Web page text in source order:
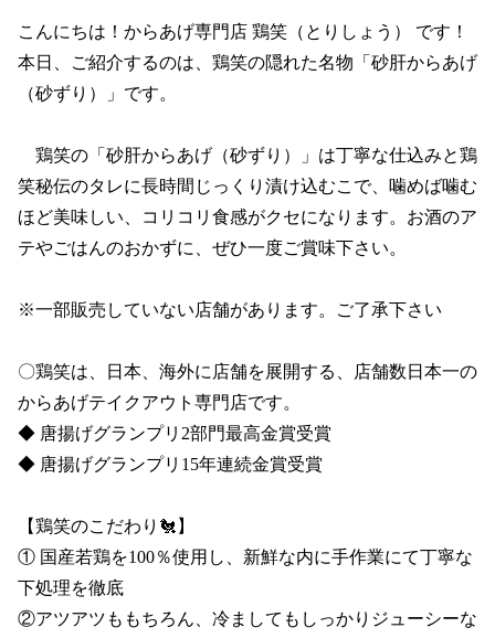
こんにちは！からあげ専門店 鶏笑（とりしょう） です！
本日、ご紹介するのは、鶏笑の隠れた名物「砂肝からあげ
（砂ずり）」です。
鶏笑の「砂肝からあげ（砂ずり）」は丁寧な仕込みと鶏
笑秘伝のタレに長時間じっくり漬け込むこで、噛めば噛む
ほど美味しい、コリコリ食感がクセになります。お酒のア
テやごはんのおかずに、ぜひ一度ご賞味下さい。
※一部販売していない店舗があります。ご了承下さい
〇鶏笑は、日本、海外に店舗を展開する、店舗数日本一の
からあげテイクアウト専門店です。
◆ 唐揚げグランプリ2部門最高金賞受賞
◆ 唐揚げグランプリ15年連続金賞受賞
【鶏笑のこだわり🐔】
① 国産若鶏を100％使用し、新鮮な内に手作業にて丁寧な
下処理を徹底
②アツアツももちろん、冷ましてもしっかりジューシーな